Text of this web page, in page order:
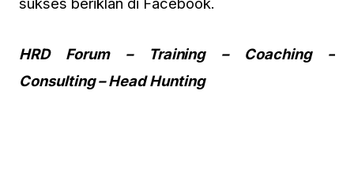
HRD Forum – Training – Coaching –
Consulting – Head Hunting